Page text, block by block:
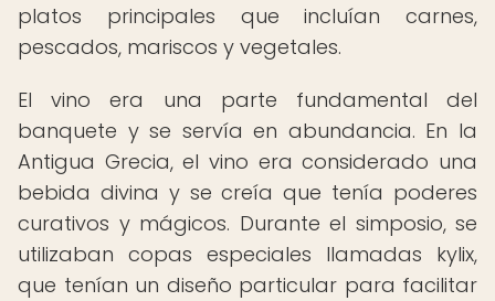
platos principales que incluían carnes,
pescados, mariscos y vegetales.
El vino era una parte fundamental del
banquete y se servía en abundancia. En la
Antigua Grecia, el vino era considerado una
bebida divina y se creía que tenía poderes
curativos y mágicos. Durante el simposio, se
utilizaban copas especiales llamadas kylix,
que tenían un diseño particular para facilitar